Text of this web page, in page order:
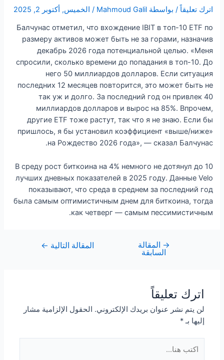
اترك تعليقاً / بواسطة Mahmoud Galil
/ الخميس, أكتوبر 2, 2025
Балчунас отметил, что вхождение IBIT в топ-10 ETF по
размеру активов может быть не за горами, назначив
декабрь 2026 года потенциальной целью. «Меня
спросили, сколько времени до попадания в топ-10. До
него 50 миллиардов долларов. Если ситуация
последних 12 месяцев повторится, это может быть не
так уж и долго. За последний год он привлек 40
миллиардов долларов и вырос на 85%. Впрочем,
другие ETF тоже растут, так что я не знаю. Если бы
пришлось, я бы установил коэффициент «выше/ниже»
на Рождество 2026 года», — сказал Балчунас.
В среду рост биткоина на 4% немного не дотянул до 10
лучших дневных показателей в 2025 году. Данные Velo
показывают, что среда в среднем за последний год
была самым оптимистичным днем ​​для биткоина, тогда
как четверг — самым пессимистичным.
→ المقالة
السابقة
المقالة التالية ←
اترك تعليقاً
لن يتم نشر عنوان بريدك الإلكتروني. الحقول الإلزامية مشار
إليها بـ*
هنا...